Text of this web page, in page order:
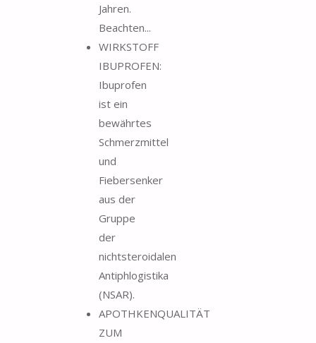
Jahren.
Beachten...
WIRKSTOFF
IBUPROFEN:
Ibuprofen
ist ein
bewährtes
Schmerzmittel
und
Fiebersenker
aus der
Gruppe
der
nichtsteroidalen
Antiphlogistika
(NSAR).
APOTHKENQUALITÄT
ZUM